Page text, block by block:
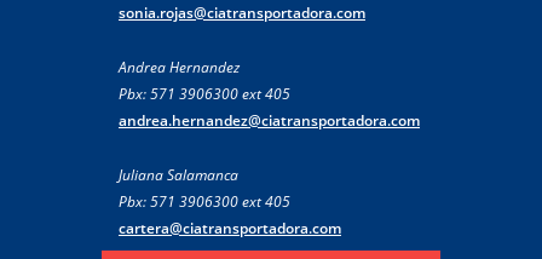
sonia.rojas@ciatransportadora.com
Andrea Hernandez
Pbx: 571 3906300 ext 405
andrea.hernandez@ciatransportadora.com
Juliana Salamanca
Pbx: 571 3906300 ext 405
cartera@ciatransportadora.com